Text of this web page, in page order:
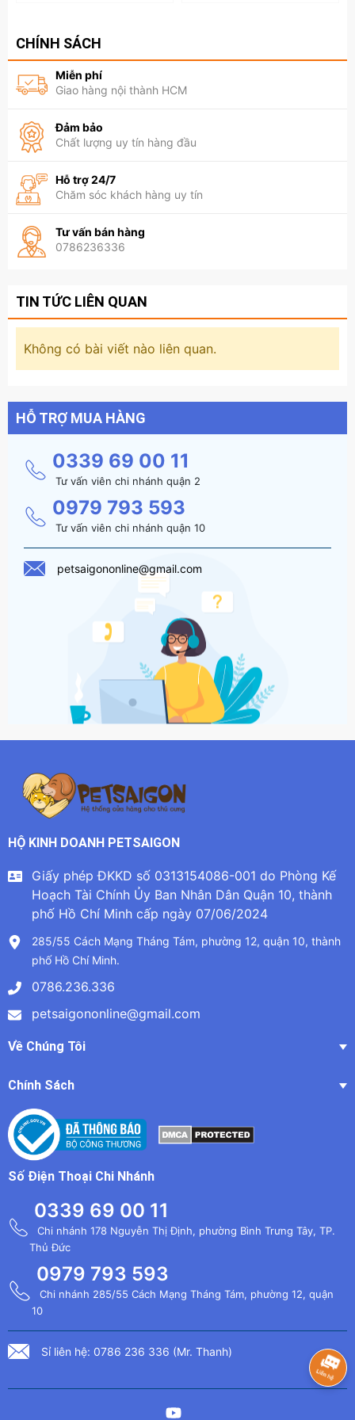
📌 Lợi ích khi dùng bát ăn cho
mèo phù hợp
✔ Giữ khu vực ăn uống
✔ Hạn chế rơi vãi thức ăn
✔ Tăng hứng thú ăn uống cho boss
Xem thêm các loại Dụng Cụ Ăn Uống cho thú cưng tại:
CHÍNH SÁCH
Miễn phí
Giao hàng nội thành HCM
Đảm bảo
Chất lượng uy tín hàng đầu
Hỗ trợ 24/7
Chăm sóc khách hàng uy tín
Tư vấn bán hàng
0786236336
TIN TỨC LIÊN QUAN
Không có bài viết nào liên quan.
HỖ TRỢ MUA HÀNG
0339 69 00 11
Tư vấn viên chi nhánh quận 2
0979 793 593
Tư vấn viên chi nhánh quận 10
petsaigononline@gmail.com
HỘ KINH DOANH PETSAIGON
Giấy phép ĐKKD số 0313154086-001 do Phòng Kế
Hoạch Tài Chính Ủy Ban Nhân Dân Quận 10, thành
phố Hồ Chí Minh cấp ngày 07/06/2024
285/55 Cách Mạng Tháng Tám, phường 12, quận 10, thành
phố Hồ Chí Minh.
0786.236.336
petsaigononline@gmail.com
Về Chúng Tôi
Chính Sách
Số Điện Thoại Chi Nhánh
0339 69 00 11
Chi nhánh 178 Nguyễn Thị Định, phường Bình Trưng Tây, TP.
Thủ Đức
0979 793 593
Chi nhánh 285/55 Cách Mạng Tháng Tám, phường 12, quận
10
Sỉ liên hệ: 0786 236 336 (Mr. Thanh)